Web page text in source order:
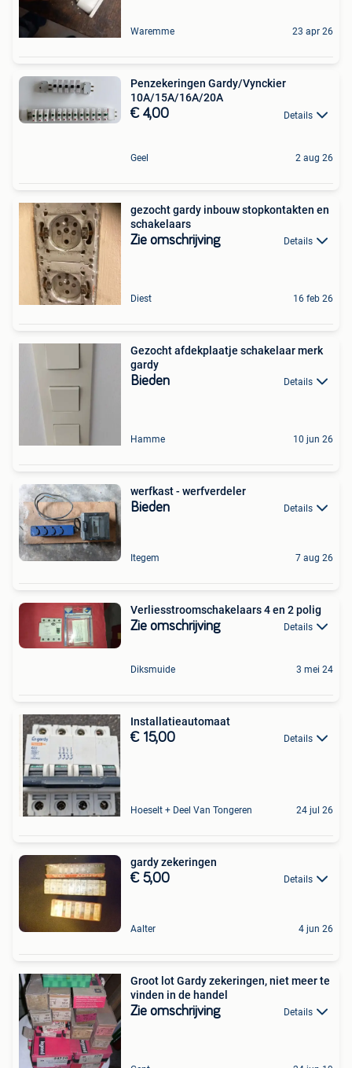
Waremme 23 apr 26
Penzekeringen Gardy/Vynckier
10A/15A/16A/20A
€ 4,00 Details
Geel 2 aug 26
gezocht gardy inbouw stopkontakten en
schakelaars
Zie omschrijving Details
Diest 16 feb 26
Gezocht afdekplaatje schakelaar merk
gardy
Bieden Details
Hamme 10 jun 26
werfkast - werfverdeler
Bieden Details
Itegem 7 aug 26
Verliesstroomschakelaars 4 en 2 polig
Zie omschrijving Details
Diksmuide 3 mei 24
Installatieautomaat
€ 15,00 Details
Hoeselt + Deel Van Tongeren 24 jul 26
gardy zekeringen
€ 5,00 Details
Aalter 4 jun 26
Groot lot Gardy zekeringen, niet meer te
vinden in de handel
Zie omschrijving Details